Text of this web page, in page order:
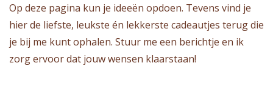
Op deze pagina kun je ideeën opdoen. Tevens vind je
hier de liefste, leukste én lekkerste cadeautjes terug die
je bij me kunt ophalen. Stuur me een berichtje en ik
zorg ervoor dat jouw wensen klaarstaan!